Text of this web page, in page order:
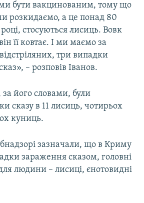
бути вакцинованим, тому що
розкидаємо, а це понад 80
стосуються лисиць. Вовк
її ковтає. І ми маємо за
три випадки
– розповів Іванов.
за його словами, були
сказу в 11 лисиць, чотирьох
куниць.
зазначали, що в Криму
зараження сказом, головні
людини – лисиці, єнотовидні